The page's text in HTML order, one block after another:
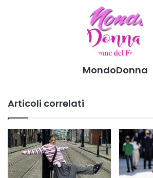
MondoDonna
Articoli correlati